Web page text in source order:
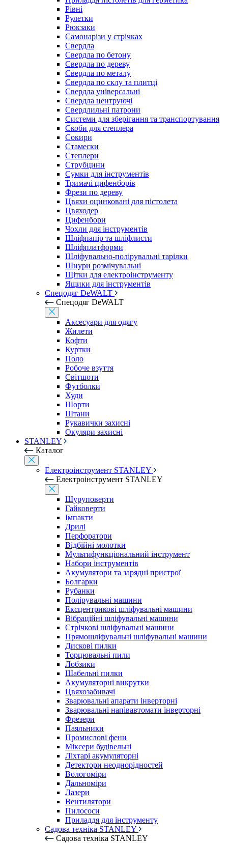
Рівні
Рулетки
Рюкзаки
Самонарізи у стрічках
Свердла
Свердла по бетону
Свердла по дереву
Свердла по металу
Свердла по склу та плитці
Свердла універсальні
Свердла центруючі
Свердлильні патрони
Системи для зберігання та транспортування
Скоби для степлера
Сокири
Стамески
Степлери
Струбцини
Сумки для інструментів
Тримачі цифенборів
Фрези по дереву
Цвяхи оцинковані для пістолета
Цвяходер
Цифенбори
Чохли для інструментів
Шліфпапір та шліфлисти
Шліфплатформи
Шліфувально-полірувальні тарілки
Шнури розмічувальні
Щітки для електроінструменту
Ящики для інструментів
Спецодяг DeWALT
Спецодяг DeWALT
Аксесуари для одягу
Жилети
Кофти
Куртки
Поло
Робоче взуття
Світшоти
Футболки
Худи
Шорти
Штани
Рукавички захисні
Окуляри захисні
STANLEY
Каталог
Електроінструмент STANLEY
Електроінструмент STANLEY
Шуруповерти
Гайковерти
Імпакти
Дрилі
Перфоратори
Відбійні молотки
Мультифункціональний інструмент
Набори інструментів
Акумулятори та зарядні пристрої
Болгарки
Рубанки
Полірувальні машини
Ексцентрикові шліфувальні машини
Вібраційні шліфувальні машини
Стрічкові шліфувальні машини
Прямошліфувальні шліфувальні машини
Дискові пилки
Торцювальні пили
Лобзики
Шабельні пилки
Акумуляторні викрутки
Цвяхозабивачі
Зварювальні апарати інверторні
Зварювальні напівавтомати інверторні
Фрезери
Паяльники
Промислові фени
Міксери будівельні
Ліхтарі акумуляторні
Детектори неоднорідностей
Вологоміри
Дальноміри
Лазери
Вентилятори
Пилососи
Приладдя для інструменту
Садова техніка STANLEY
Садова техніка STANLEY